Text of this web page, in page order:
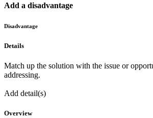
Add a disadvantage
Disadvantage
Details
Match up the solution with the issue or
addressing.
Add detail(s)
Overview